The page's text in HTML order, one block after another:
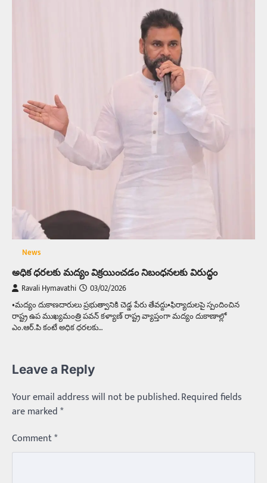
News
అధిక ధరలకు మద్యం విక్రయించడం నిబంధనలకు విరుద్ధం
Ravali Hymavathi 03/02/2026
•మద్యం దుకాణదారులు ప్రభుత్వానికి చెడ్డ పేరు తేవద్దు•ఫిర్యాదులపై స్పందించిన
రాష్ట్ర ఉప ముఖ్యమంత్రి పవన్ కళ్యాణ్ రాష్ట్ర వ్యాప్తంగా మద్యం దుకాణాల్లో
ఎం.ఆర్.పి కంటే అధిక ధరలకు…
Leave a Reply
Your email address will not be published.Required fields
are marked*
Comment*